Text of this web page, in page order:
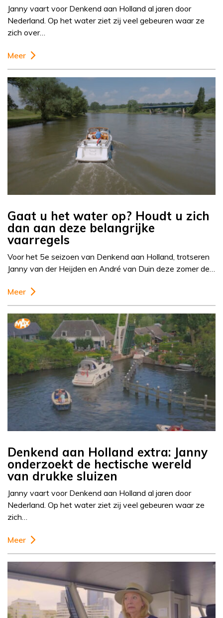
Janny vaart voor Denkend aan Holland al jaren door
Nederland. Op het water ziet zij veel gebeuren waar ze
zich over…
Meer
Gaat u het water op? Houdt u zich
dan aan deze belangrijke
vaarregels
Voor het 5e seizoen van Denkend aan Holland, trotseren
Janny van der Heijden en André van Duin deze zomer de…
Meer
Denkend aan Holland extra: Janny
onderzoekt de hectische wereld
van drukke sluizen
Janny vaart voor Denkend aan Holland al jaren door
Nederland. Op het water ziet zij veel gebeuren waar ze
zich…
Meer